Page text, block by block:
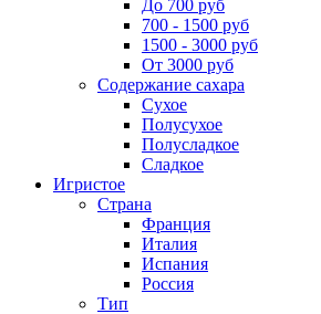
До 700 руб
700 - 1500 руб
1500 - 3000 руб
От 3000 руб
Содержание сахара
Сухое
Полусухое
Полусладкое
Сладкое
Игристое
Страна
Франция
Италия
Испания
Россия
Тип